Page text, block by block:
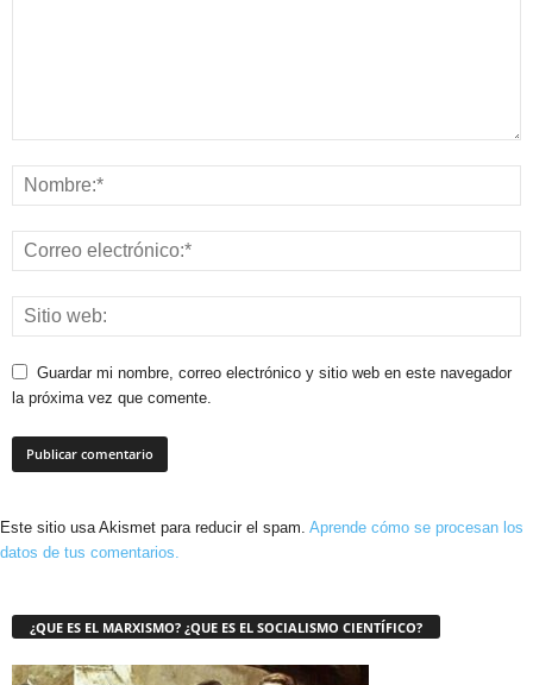
Guardar mi nombre, correo electrónico y sitio web en este navegador
la próxima vez que comente.
Este sitio usa Akismet para reducir el spam. Aprende cómo se procesan los
datos de tus comentarios.
¿QUE ES EL MARXISMO? ¿QUE ES EL SOCIALISMO CIENTÍFICO?